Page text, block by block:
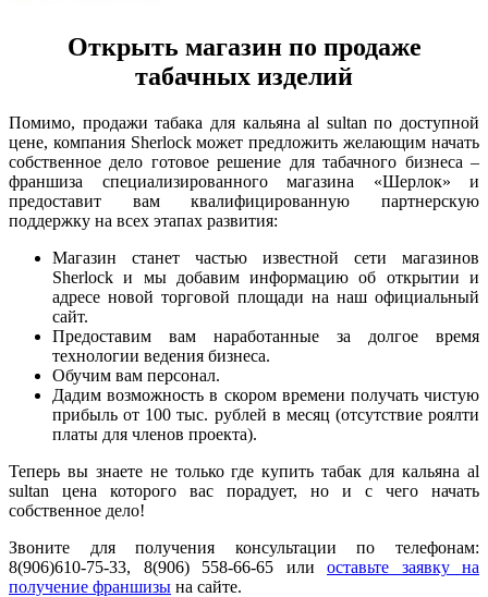
Открыть магазин по продаже
табачных изделий
Помимо, продажи табака для кальяна al sultan по доступной
цене, компания Sherlock может предложить желающим начать
собственное дело готовое решение для табачного бизнеса –
франшиза специализированного магазина «Шерлок» и
предоставит вам квалифицированную партнерскую
поддержку на всех этапах развития:
Магазин станет частью известной сети магазинов
Sherlock и мы добавим информацию об открытии и
адресе новой торговой площади на наш официальный
сайт.
Предоставим вам наработанные за долгое время
технологии ведения бизнеса.
Обучим вам персонал.
Дадим возможность в скором времени получать чистую
прибыль от 100 тыс. рублей в месяц (отсутствие роялти
платы для членов проекта).
Теперь вы знаете не только где купить табак для кальяна al
sultan цена которого вас порадует, но и с чего начать
собственное дело!
Звоните для получения консультации по телефонам:
8(906)610-75-33, 8(906) 558-66-65 или оставьте заявку на
получение франшизы на сайте.